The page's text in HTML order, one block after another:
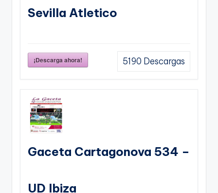
Sevilla Atletico
¡Descarga ahora! 5190 Descargas
Gaceta Cartagonova 534 –
UD Ibiza